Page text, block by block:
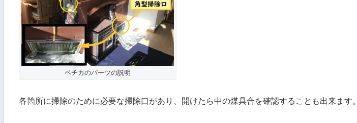
ペチカのパーツの説明
各箇所に掃除のために必要な掃除口があり、開けたら中の煤具合を確認することも出来ます。